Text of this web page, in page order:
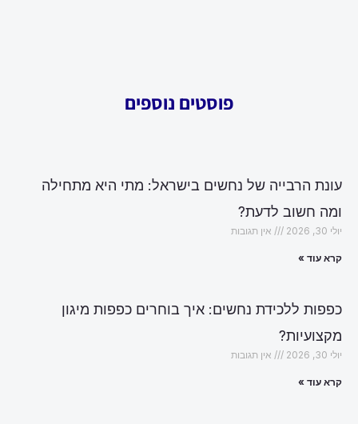
פוסטים נוספים
עונת הרבייה של נחשים בישראל: מתי היא מתחילה
ומה חשוב לדעת?
יולי 30, 2026 אין תגובות
קרא עוד »
כפפות ללכידת נחשים: איך בוחרים כפפות מיגון
מקצועיות?
יולי 30, 2026 אין תגובות
קרא עוד »